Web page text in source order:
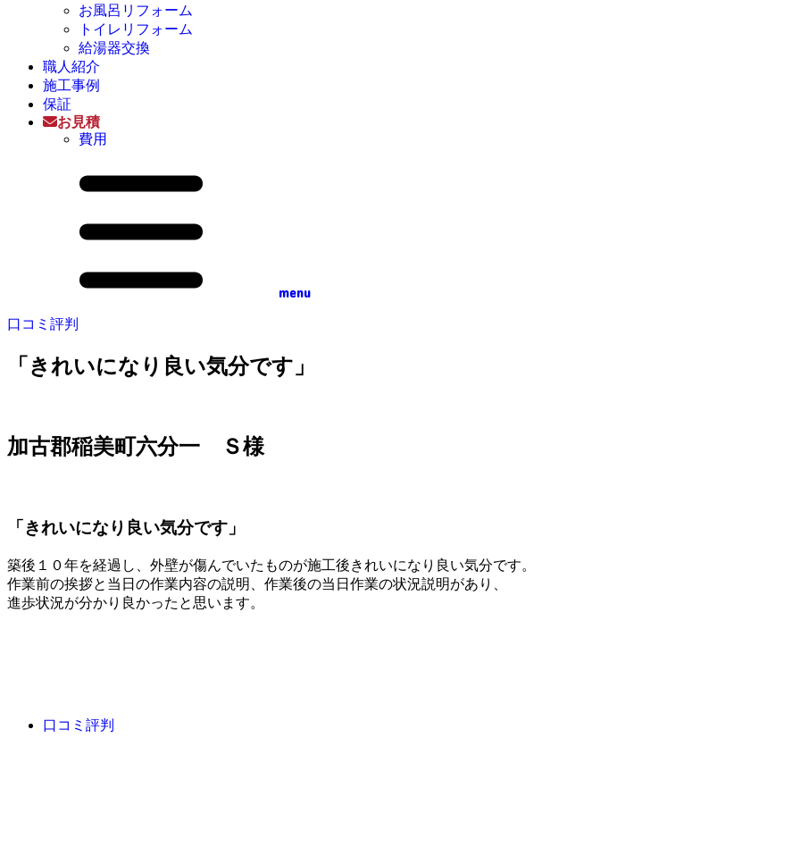
お風呂リフォーム
トイレリフォーム
給湯器交換
職人紹介
施工事例
保証
お見積
費用
menu
口コミ評判
「きれいになり良い気分です」
加古郡稲美町六分一 Ｓ様
「きれいになり良い気分です」
築後１０年を経過し、外壁が傷んでいたものが施工後きれいになり良い気分です。
作業前の挨拶と当日の作業内容の説明、作業後の当日作業の状況説明があり、
進歩状況が分かり良かったと思います。
口コミ評判